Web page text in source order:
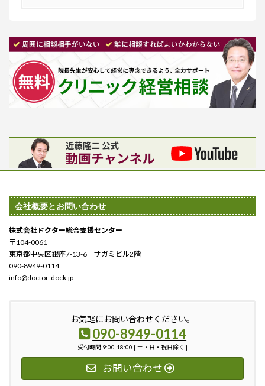
会社概要とお問い合わせ
株式会社ドクター総合支援センター
〒104-0061
東京都中央区銀座7-13-6 サガミビル2階
090-8949-0114
info@doctor-dock.jp
お気軽にお問い合わせください。
090-8949-0114
受付時間 9:00-18:00 [ 土・日・祝日除く ]
お問い合わせ